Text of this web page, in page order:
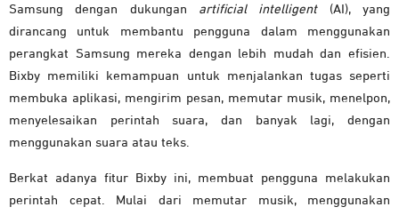
Samsung dengan dukungan artificial intelligent(AI), yang
dirancang untuk membantu pengguna dalam menggunakan
perangkat Samsung mereka dengan lebih mudah dan efisien.
Bixby memiliki kemampuan untuk menjalankan tugas seperti
membuka aplikasi, mengirim pesan, memutar musik, menelpon,
menyelesaikan perintah suara, dan banyak lagi, dengan
menggunakan suara atau teks.
Berkat adanya fitur Bixby ini, membuat pengguna melakukan
perintah cepat. Mulai dari memutar musik, menggunakan